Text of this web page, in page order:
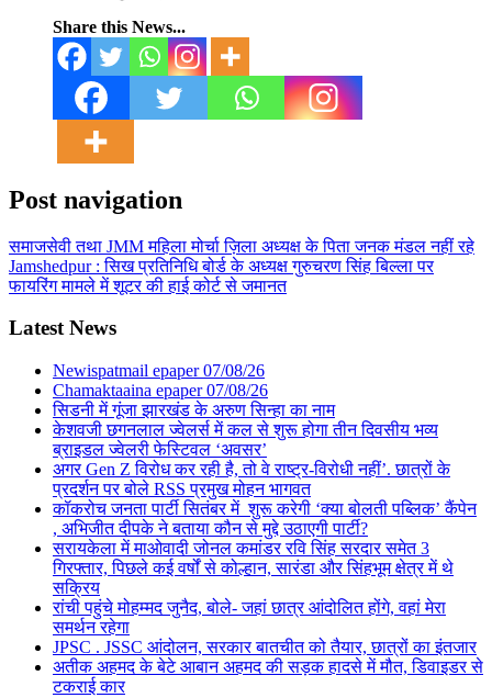
Share this News...
Post navigation
समाजसेवी तथा JMM महिला मोर्चा ज़िला अध्यक्ष के पिता जनक मंडल नहीं रहे
Jamshedpur : सिख प्रतिनिधि बोर्ड के अध्यक्ष गुरुचरण सिंह बिल्ला पर
फायरिंग मामले में शूटर की हाई कोर्ट से जमानत
Latest News
Newispatmail epaper 07/08/26
Chamaktaaina epaper 07/08/26
सिडनी में गूंजा झारखंड के अरुण सिन्हा का नाम
केशवजी छगनलाल ज्वेलर्स में कल से शुरू होगा तीन दिवसीय भव्य
ब्राइडल ज्वेलरी फेस्टिवल ‘अवसर’
अगर Gen Z विरोध कर रही है, तो वे राष्ट्र-विरोधी नहीं’. छात्रों के
प्रदर्शन पर बोले RSS प्रमुख मोहन भागवत
कॉकरोच जनता पार्टी सितंबर में शुरू करेगी ‘क्या बोलती पब्लिक’ कैंपेन
, अभिजीत दीपके ने बताया कौन से मुद्दे उठाएगी पार्टी?
सरायकेला में माओवादी जोनल कमांडर रवि सिंह सरदार समेत 3
गिरफ्तार, पिछले कई वर्षों से कोल्हान, सारंडा और सिंहभूम क्षेत्र में थे
सक्रिय
रांची पहुंचे मोहम्मद जुनैद, बोले- जहां छात्र आंदोलित होंगे, वहां मेरा
समर्थन रहेगा
JPSC . JSSC आंदोलन, सरकार बातचीत को तैयार, छात्रों का इंतजार
अतीक अहमद के बेटे आबान अहमद की सड़क हादसे में मौत, डिवाइडर से
टकराई कार